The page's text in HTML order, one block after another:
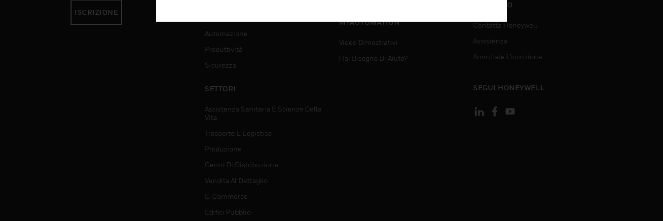
ISCRIZIONE
Automazione
Produttività
Sicurezza
SETTORI
Assistenza Sanitaria E Scienze Della
Vita
Trasporto E Logistica
Produzione
Centri Di Distribuzione
Vendita Al Dettaglio
E-Commerce
Edifici Pubblici
MYAUTOMATION
Video Dimostrativi
Hai Bisogno Di Aiuto?
CONTATTO
Contatta Honeywell
Assistenza
Annullate L’iscrizione
SEGUI HONEYWELL